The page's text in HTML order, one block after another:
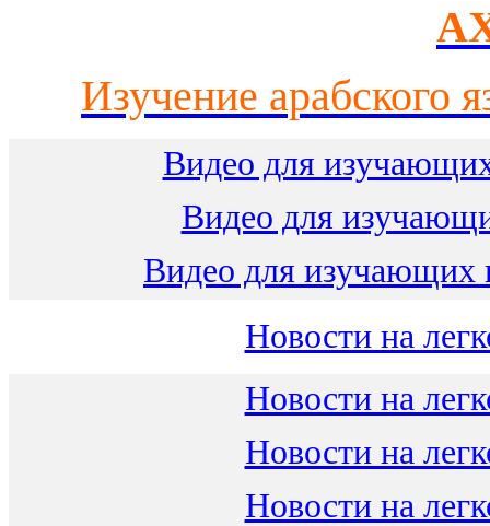
Изучение арабского
Видео для
Видео для
Видео для изучающих
Новости на
Новости на
Новости на
Новости на